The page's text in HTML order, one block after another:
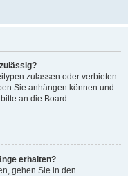
zulassen oder verbieten.
Sie anhängen können und
an die Board-
erhalten?
gehen Sie in den